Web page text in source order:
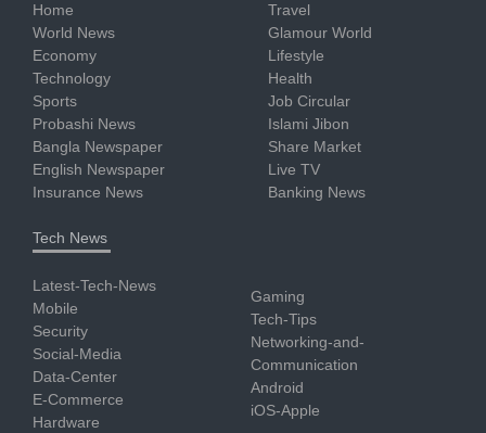
Home
World News
Economy
Technology
Sports
Probashi News
Bangla Newspaper
English Newspaper
Insurance News
Travel
Glamour World
Lifestyle
Health
Job Circular
Islami Jibon
Share Market
Live TV
Banking News
Tech News
Latest-Tech-News
Mobile
Security
Social-Media
Data-Center
E-Commerce
Hardware
Gaming
Tech-Tips
Networking-and-
Communication
Android
iOS-Apple